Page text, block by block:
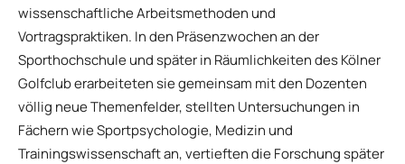
wissenschaftliche Arbeitsmethoden und
Vortragspraktiken. In den Präsenzwochen an der
Sporthochschule und später in Räumlichkeiten des Kölner
Golfclub erarbeiteten sie gemeinsam mit den Dozenten
völlig neue Themenfelder, stellten Untersuchungen in
Fächern wie Sportpsychologie, Medizin und
Trainingswissenschaft an, vertieften die Forschung später